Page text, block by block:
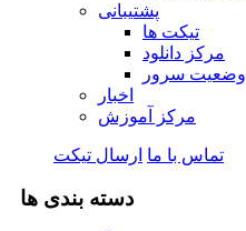
پشتیبانی
تیکت ها
مرکز دانلود
وضعیت سرور
اخبار
مرکز آموزش
تماس با ما ارسال تیکت
دسته بندی ها